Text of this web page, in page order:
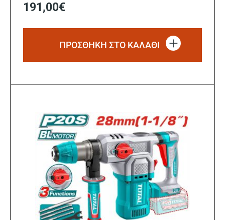
191,00€
ΠΡΟΣΘΗΚΗ ΣΤΟ ΚΑΛΑΘΙ